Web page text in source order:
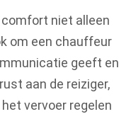
niet alleen
om een chauffeur
geeft en
aan de reiziger,
vervoer regelen